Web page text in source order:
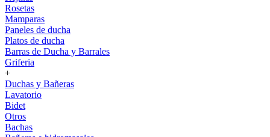
Rosetas
Mamparas
Paneles de ducha
Platos de ducha
Barras de Ducha y Barrales
Griferia
+
Duchas y Bañeras
Lavatorio
Bidet
Otros
Bachas